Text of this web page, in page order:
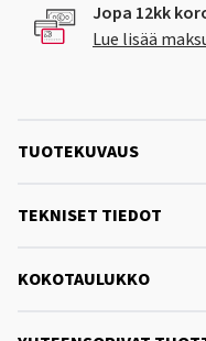
Jopa 12kk
Lue lisää
TUOTEKUVAUS
TEKNISET TIEDOT
KOKOTAULUKKO